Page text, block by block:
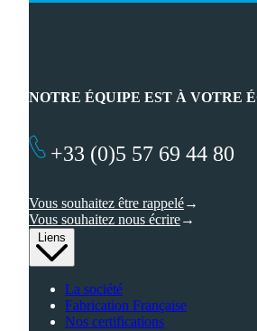
Liens
La société
Fabrication Française
Nos certifications
NOTRE ÉQUIPE EST À VOTRE
+33 (0)5 57 69 44 80
Vous souhaitez être rappelé
Vous souhaitez nous écrire